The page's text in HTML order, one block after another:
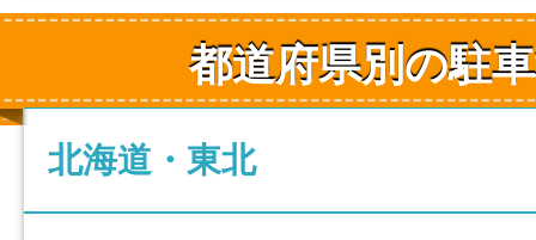
都道府県別の駐
北海道・東北